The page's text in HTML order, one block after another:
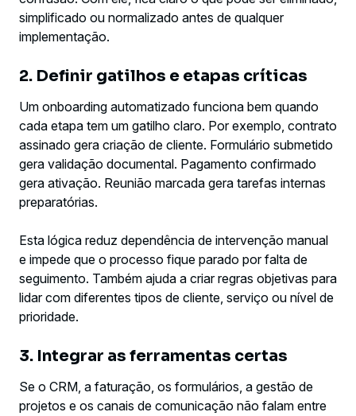
simplificado ou normalizado antes de qualquer
implementação.
2. Definir gatilhos e etapas críticas
Um onboarding automatizado funciona bem quando
cada etapa tem um gatilho claro. Por exemplo, contrato
assinado gera criação de cliente. Formulário submetido
gera validação documental. Pagamento confirmado
gera ativação. Reunião marcada gera tarefas internas
preparatórias.
Esta lógica reduz dependência de intervenção manual
e impede que o processo fique parado por falta de
seguimento. Também ajuda a criar regras objetivas para
lidar com diferentes tipos de cliente, serviço ou nível de
prioridade.
3. Integrar as ferramentas certas
Se o CRM, a faturação, os formulários, a gestão de
projetos e os canais de comunicação não falam entre